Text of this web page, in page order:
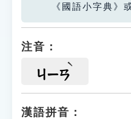
《國語小字典》
注音：
ㄐㄧㄢ
漢語拼音：